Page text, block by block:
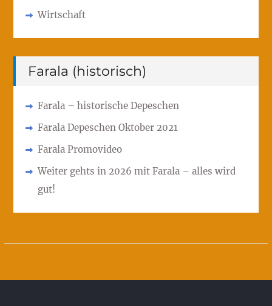
Wirtschaft
Farala (historisch)
Farala – historische Depeschen
Farala Depeschen Oktober 2021
Farala Promovideo
Weiter gehts in 2026 mit Farala – alles wird
gut!